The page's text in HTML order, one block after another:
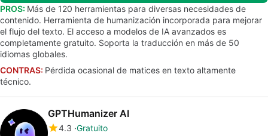
PROS: Más de 120 herramientas para diversas necesidades de
contenido. Herramienta de humanización incorporada para mejorar
el flujo del texto. El acceso a modelos de IA avanzados es
completamente gratuito. Soporta la traducción en más de 50
idiomas globales.
CONTRAS: Pérdida ocasional de matices en texto altamente
técnico.
GPTHumanizer AI
4.3 Gratuito